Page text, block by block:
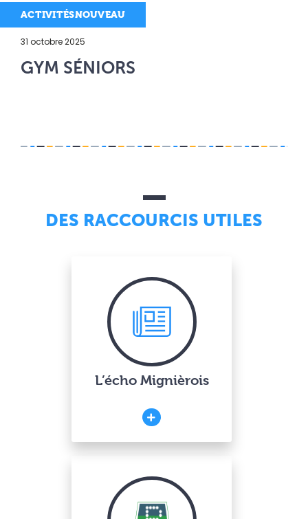
ACTIVITÉSNOUVEAU
31 octobre 2025
GYM SÉNIORS
DES RACCOURCIS UTILES
L’écho Mignièrois